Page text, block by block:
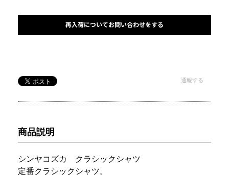
再入荷についてお問い合わせをする
通報する
商品説明
シンヤコズカ クラシックシャツ
定番クラシックシャツ。